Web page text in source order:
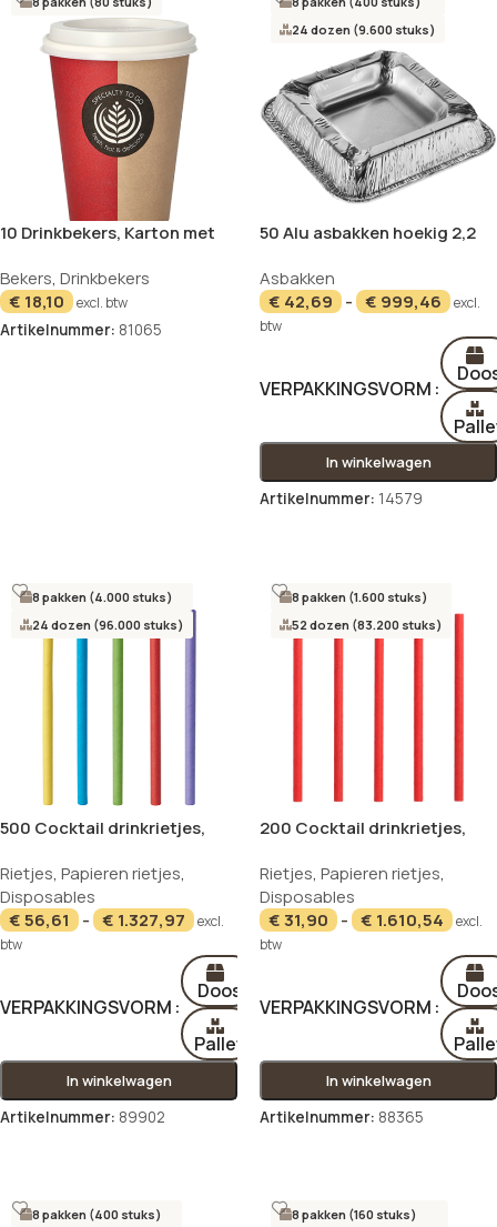
10 Drinkbekers, Karton met
cm · 11,1 cm
Bekers, Drinkbekers
€ 18,10 excl. btw
Artikelnummer: 81065
24 dozen (9.600 stuks)
50 Alu asbakken hoekig 2,2
Asbakken
€ 42,69 - € 999,46
excl.
btw
VERPAKKINGSVORM
In winkelwagen
Artikelnummer: 14579
8 pakken (4.000 stuks)
24 dozen (96.000 stuks)
500 Cocktail drinkrietjes,
kleuren
Rietjes, Papieren rietjes,
Disposables
€56,61 - € 1.327,97
excl.
btw
VERPAKKINGSVORM
Doos
Pallet
In winkelwagen
Artikelnummer: 89902
8 pakken (1.600 stuks)
52 dozen (83.200 stuks)
200 Cocktail drinkrietjes,
Rietjes, Papieren rietjes,
Disposables
€31,90 - € 1.610,54
excl.
btw
VERPAKKINGSVORM
In winkelwagen
Artikelnummer: 88365
8 pakken (400 stuks)
8 pakken (160 stuks)